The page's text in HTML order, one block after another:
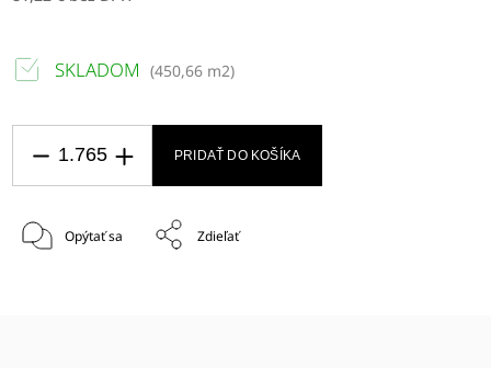
SKLADOM (450,66 m2)
PRIDAŤ DO KOŠÍKA
Opýtať sa Zdieľať